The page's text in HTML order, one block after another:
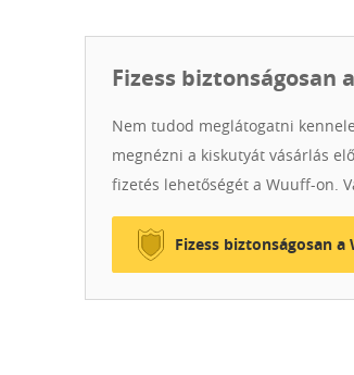
Fizess biztonságosan
Nem tudod meglátogatni
megnézni a kiskutyát vásárlás
fizetés lehetőségét a Wuuff-on.
Fizess biztonságosan